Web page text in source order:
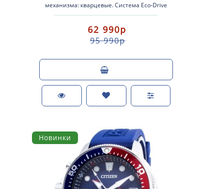
механизма: кварцевые. Система Eco-Drive
(аккумулятор с питанием от световой энергии). ..
62 990р
95 990р
Новинки